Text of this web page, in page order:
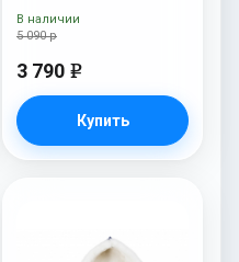
5 090 р
3 790 e
Купить
В наличии